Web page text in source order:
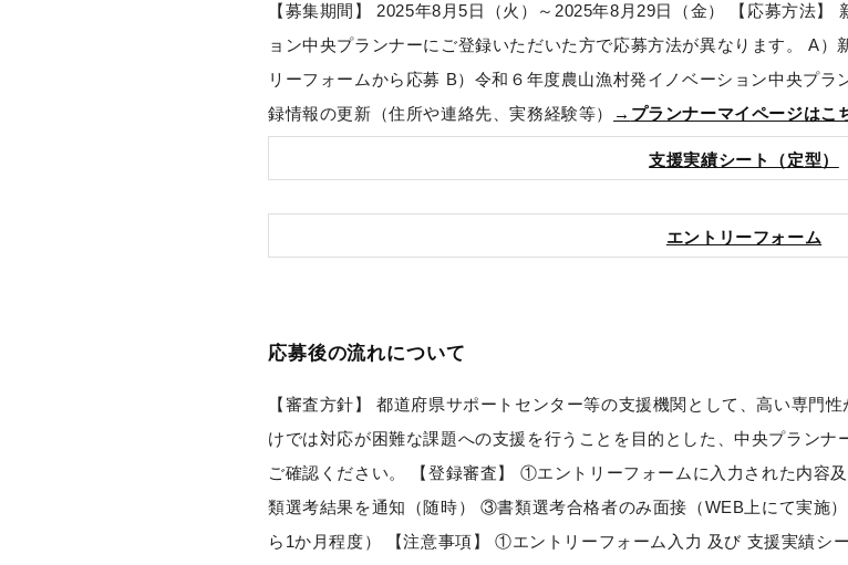
【募集期間】 2025年8月5日（火）～2025年8月29日（金） 【応募方法
ョン中央プランナーにご登録いただいた方で応募方法が異なります。 A
リーフォームから応募 B）令和６年度農山漁村発イノベーション中央プ
録情報の更新（住所や連絡先、実務経験等）
→ プランナーマイページはこ
支援実績シート（定型）
エントリーフォーム
応募後の流れについて
【審査方針】 都道府県サポートセンター等の支援機関として、高い専門
けでは対応が困難な課題への支援を行うことを目的とした、中央プラン
ご確認ください。 【登録審査】 ①エントリーフォームに入力された内容
類選考結果を通知（随時） ③書類選考合格者のみ面接（WEB上にて実施
ら1か月程度） 【注意事項】 ①エントリーフォーム入力 及び 支援実績シ